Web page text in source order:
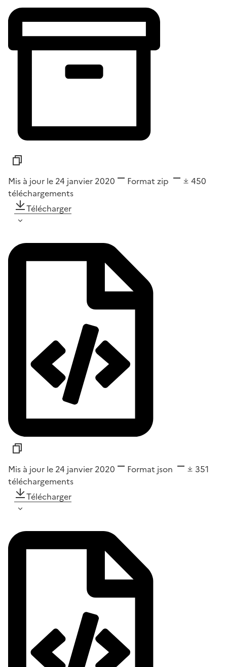
Mis à jour le 24 janvier 2020 Format zip
450
téléchargements
Télécharger
Mis à jour le 24 janvier 2020 Format json
351
téléchargements
Télécharger